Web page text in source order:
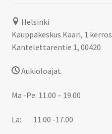
Helsinki
Kauppakeskus Kaari, 1.kerros
Kantelettarentie 1, 00420
Aukioloajat
Ma -Pe: 11.00 – 19.00
La: 11.00 -17.00